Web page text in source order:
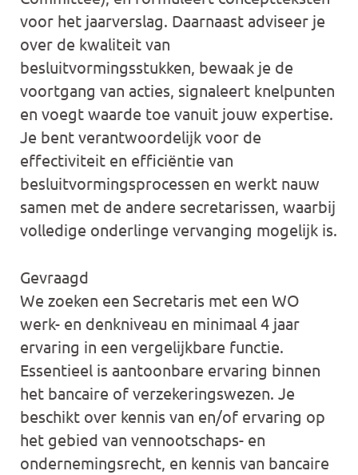
voor het jaarverslag. Daarnaast adviseer je
over de kwaliteit van
besluitvormingsstukken, bewaak je de
voortgang van acties, signaleert knelpunten
en voegt waarde toe vanuit jouw expertise.
Je bent verantwoordelijk voor de
effectiviteit en efficiëntie van
besluitvormingsprocessen en werkt nauw
samen met de andere secretarissen, waarbij
volledige onderlinge vervanging mogelijk is.
Gevraagd
We zoeken een Secretaris met een WO
werk- en denkniveau en minimaal 4 jaar
ervaring in een vergelijkbare functie.
Essentieel is aantoonbare ervaring binnen
het bancaire of verzekeringswezen. Je
beschikt over kennis van en/of ervaring op
het gebied van vennootschaps- en
ondernemingsrecht, en kennis van bancaire